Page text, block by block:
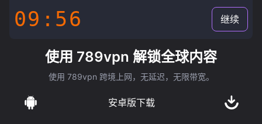
09:55 继续
使用 789vpn 解锁全球内容
使用 789vpn 跨境上网，无延迟，无限带宽。
安卓版下载